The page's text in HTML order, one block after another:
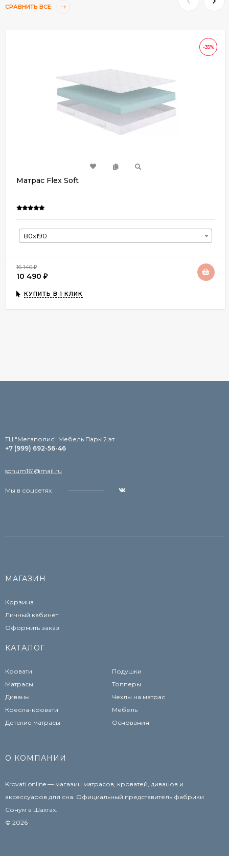
СРАВНИТЬ ВСЕ
-35%
Матрас Flex Soft
80х190
16 140₽
10 490 ₽
КУПИТЬ В 1 КЛИК
TЦ "Мегаполис" Мебель Парк 2 эт.
+7 (999) 692-56-46
sonum161@mail.ru
Мы в соцсетях
МАГАЗИН
Корзина
Личный кабинет
Оформить заказ
КАТАЛОГ
Кровати
Матрасы
Диваны
Кресла-кровати
Детские матрасы
Подушки
Топперы
Чехлы на матрас
Мебель
Основания
О КОМПАНИИ
Krovati.online — магазин матрасов, кроватей, диванов и
аксессуаров для сна. Официальный представитель фабрики
Сонум в Шахтах.
© 2026